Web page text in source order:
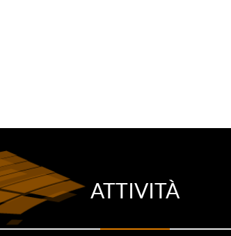
ATTIVITÀ